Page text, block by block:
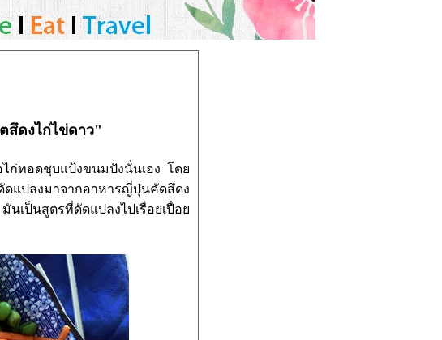
สึดงไก่ไข่ดาว"
ก่ทอดชุบแป้งขนมปังนั่นเอง ด
ดแปลงมาจากอาหารญี่ปุ่นคัดสึดง
เป็นสูตรที่ดัดแปลงไปเรื่อยเปื่อ